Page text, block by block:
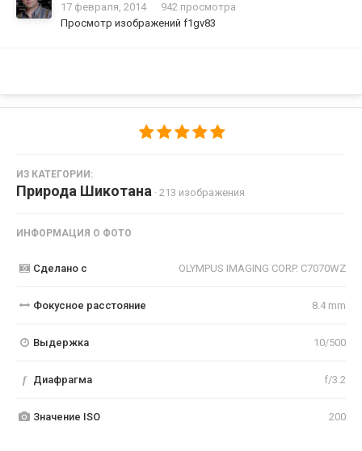
17 февраля, 2014
942 просмотра
Просмотр изображений f1gv83
ИЗ КАТЕГОРИИ:
Природа Шикотана · 213 изображения
ИНФОРМАЦИЯ О ФОТО
Сделано с OLYMPUS IMAGING CORP. C7070WZ
Фокусное расстояние 8.4 mm
Выдержка 10/500
f Диафрагма f/3.2
Значение ISO 200